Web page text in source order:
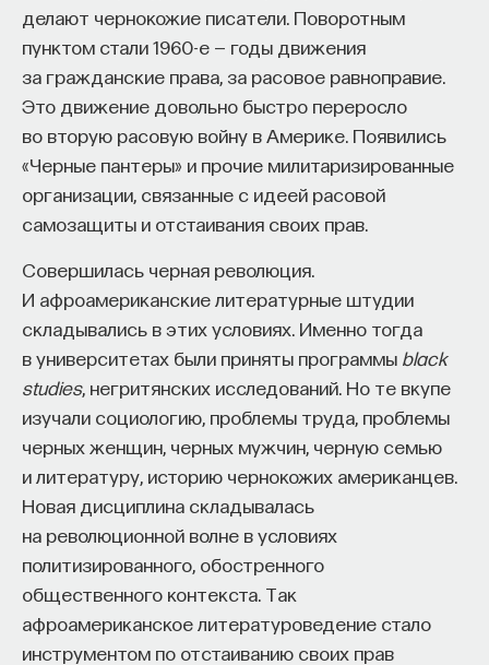
делают чернокожие писатели. Поворотным
пунктом стали 1960-е — годы движения
за гражданские права, за расовое равноправие.
Это движение довольно быстро переросло
во вторую расовую войну в Америке. Появились
«Черные пантеры» и прочие милитаризированные
организации, связанные с идеей расовой
самозащиты и отстаивания своих прав.
Совершилась черная революция.
И афроамериканские литературные штудии
складывались в этих условиях. Именно тогда
в университетах были приняты программы black
studies, негритянских исследований. Но те вкупе
изучали социологию, проблемы труда, проблемы
черных женщин, черных мужчин, черную семью
и литературу, историю чернокожих американцев.
Новая дисциплина складывалась
на революционной волне в условиях
политизированного, обостренного
общественного контекста. Так
афроамериканское литературоведение стало
инструментом по отстаиванию своих прав
НАД МАТЕРИАЛОМ РАБОТАЛИ
НАУКА
237 публикаций
НАУКА ЖУРНАЛ